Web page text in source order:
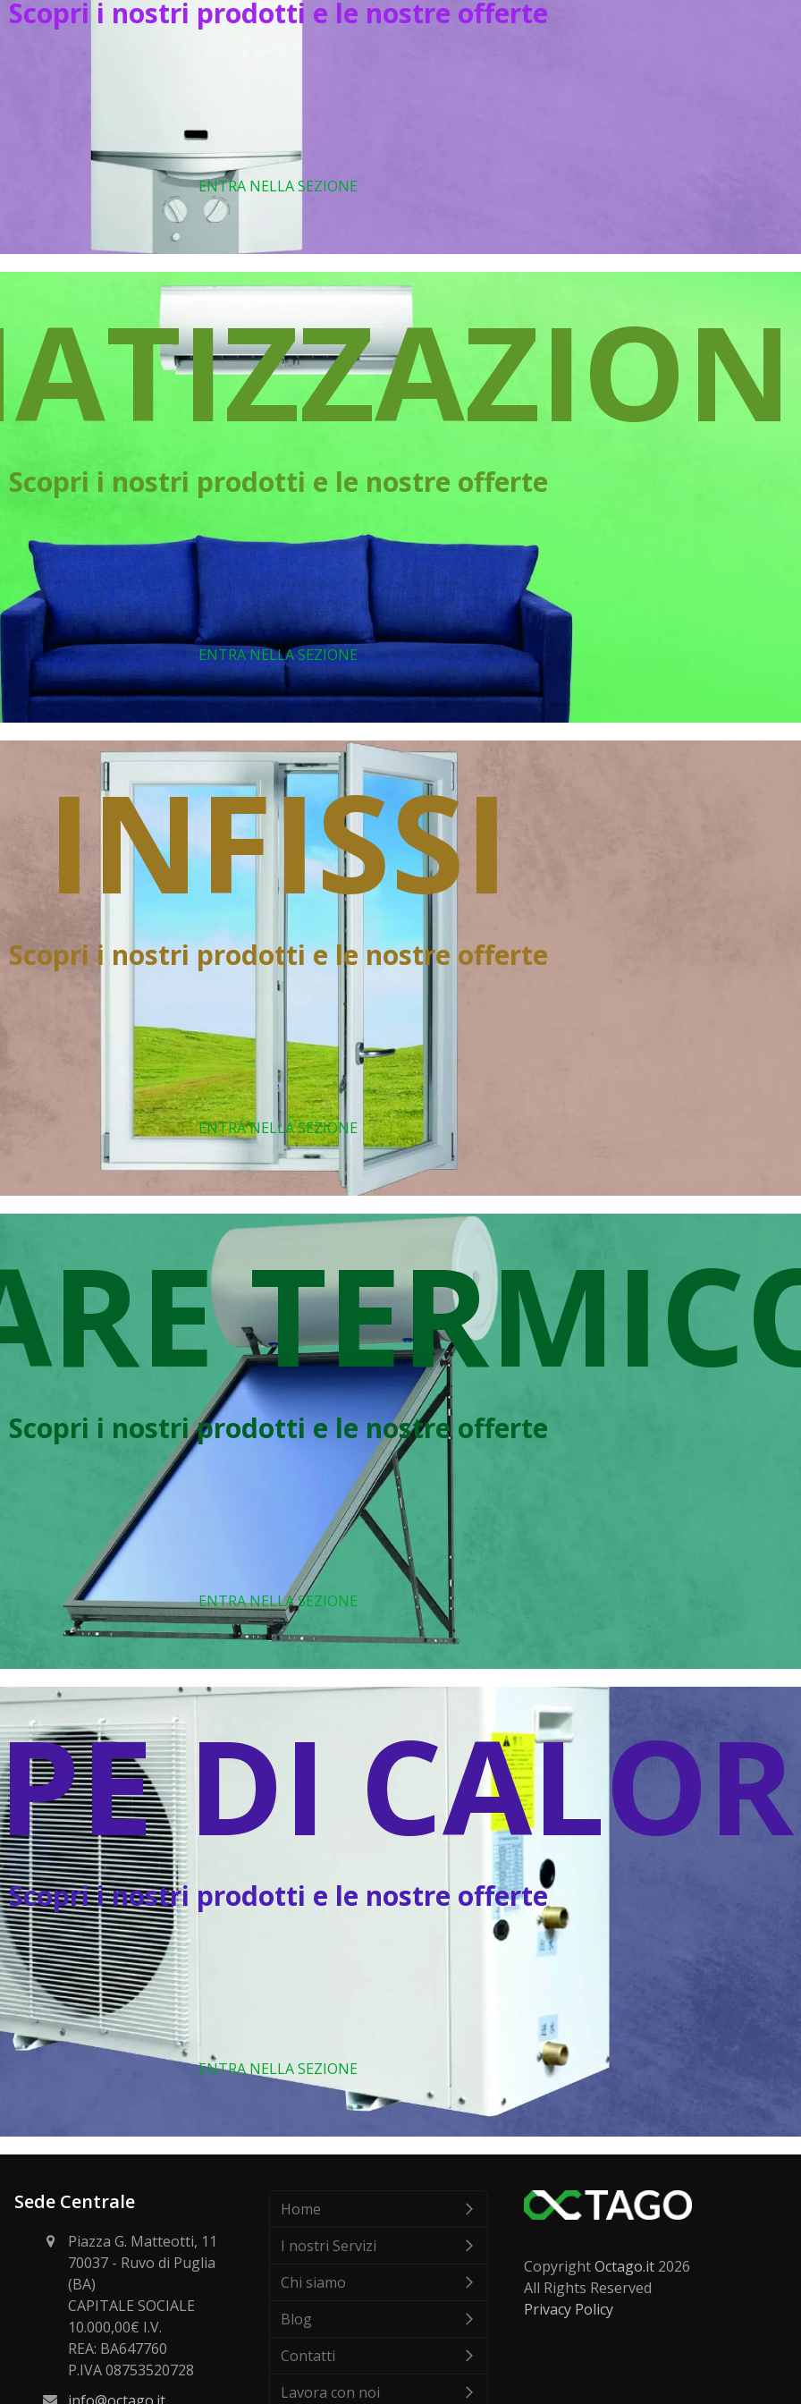
Scopri i nostri prodotti e le nostre offerte
ENTRA NELLA SEZIONE
Scopri i nostri prodotti e le nostre offerte
ENTRA NELLA SEZIONE
INFISSI
Scopri i nostri prodotti e le nostre offerte
ENTRA NELLA SEZIONE
Scopri i nostri prodotti e le nostre offerte
ENTRA NELLA SEZIONE
DI
Scopri i nostri prodotti e le nostre offerte
ENTRA NELLA SEZIONE
Sede Centrale
Piazza G. Matteotti, 11
70037 - Ruvo di Puglia
(BA)
CAPITALE SOCIALE
10.000,00€ I.V.
REA: BA647760
P.IVA 08753520728
Home
I nostri Servizi
Chi siamo
Blog
Contatti
Lavora con noi
CopyrightOctago.it 2026
All Rights Reserved
Privacy Policy